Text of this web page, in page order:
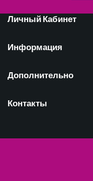
Личный Кабинет
Информация
Дополнительно
Контакты